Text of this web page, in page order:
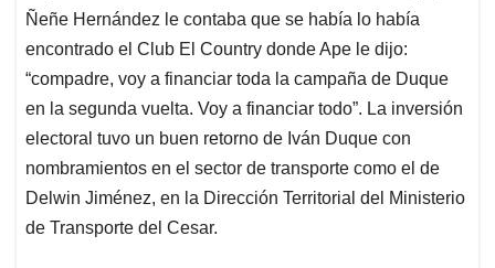
Ñeñe Hernández le contaba que se había lo había
encontrado el Club El Country donde Ape le dijo:
“compadre, voy a financiar toda la campaña de Duque
en la segunda vuelta. Voy a financiar todo”. La inversión
electoral tuvo un buen retorno de Iván Duque con
nombramientos en el sector de transporte como el de
Delwin Jiménez, en la Dirección Territorial del Ministerio
de Transporte del Cesar.